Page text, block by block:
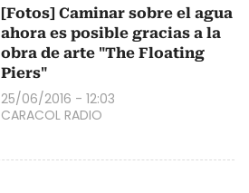
[Fotos] Caminar sobre el agua
ahora es posible gracias a la
obra de arte "The Floating
Piers"
25/06/2016 - 12:03
CARACOL RADIO